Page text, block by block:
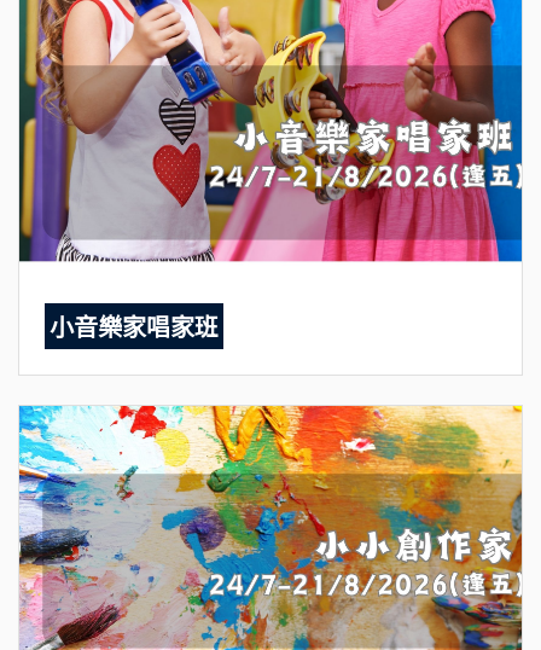
小音樂家唱家班